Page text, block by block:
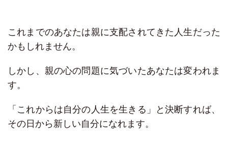
これまでのあなたは親に支配されてきた人生だった
かもしれません。
しかし、親の心の問題に気づいたあなたは変われま
す。
「これからは自分の人生を生きる」と決断すれば、
その日から新しい自分になれます。